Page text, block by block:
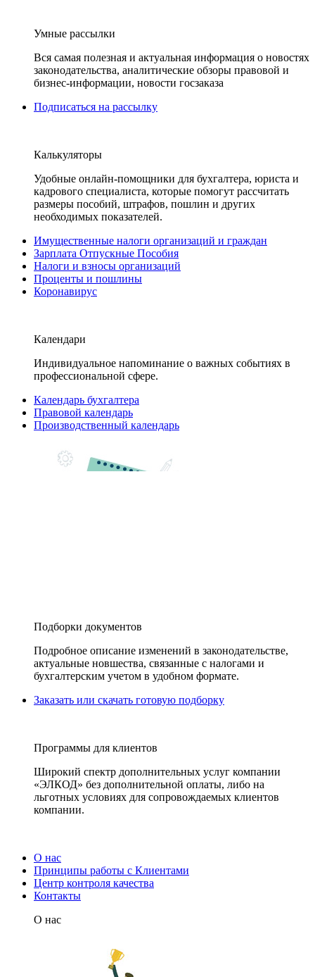
Умные рассылки
Вся самая полезная и актуальная информация о новостях
законодательства, аналитические обзоры правовой и
бизнес-информации, новости госзаказа
Подписаться на рассылку
Калькуляторы
Удобные онлайн-помощники для бухгалтера, юриста и
кадрового специалиста, которые помогут рассчитать
размеры пособий, штрафов, пошлин и других
необходимых показателей.
Имущественные налоги организаций и граждан
Зарплата Отпускные Пособия
Налоги и взносы организаций
Проценты и пошлины
Коронавирус
Календари
Индивидуальное напоминание о важных событиях в
профессиональной сфере.
Календарь бухгалтера
Правовой календарь
Производственный календарь
Подборки документов
Подробное описание изменений в законодательстве,
актуальные новшества, связанные с налогами и
бухгалтерским учетом в удобном формате.
Заказать или скачать готовую подборку
Программы для клиентов
Широкий спектр дополнительных услуг компании
«ЭЛКОД» без дополнительной оплаты, либо на
льготных условиях для сопровождаемых клиентов
компании.
О нас
Принципы работы с Клиентами
Центр контроля качества
Контакты
О нас